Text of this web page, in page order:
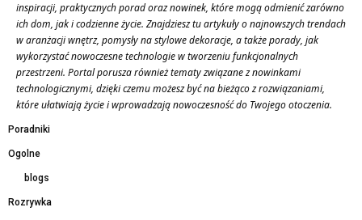
inspiracji, praktycznych porad oraz nowinek, które mogą odmienić zarówno
ich dom, jak i codzienne życie. Znajdziesz tu artykuły o najnowszych trendach
w aranżacji wnętrz, pomysły na stylowe dekoracje, a także porady, jak
wykorzystać nowoczesne technologie w tworzeniu funkcjonalnych
przestrzeni. Portal porusza również tematy związane z nowinkami
technologicznymi, dzięki czemu możesz być na bieżąco z rozwiązaniami,
które ułatwiają życie i wprowadzają nowoczesność do Twojego otoczenia.
Poradniki
Ogolne
blogs
Rozrywka